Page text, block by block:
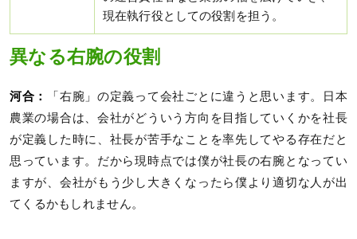
現在執行役としての役割を担う。
異なる右腕の役割
河合：
「右腕」の定義って会社ごとに違うと思います。日本
農業の場合は、会社がどういう方向を目指していくかを社長
が定義した時に、社長が苦手なことを率先してやる存在だと
思っています。だから現時点では僕が社長の右腕となってい
ますが、会社がもう少し大きくなったら僕より適切な人が出
てくるかもしれません。